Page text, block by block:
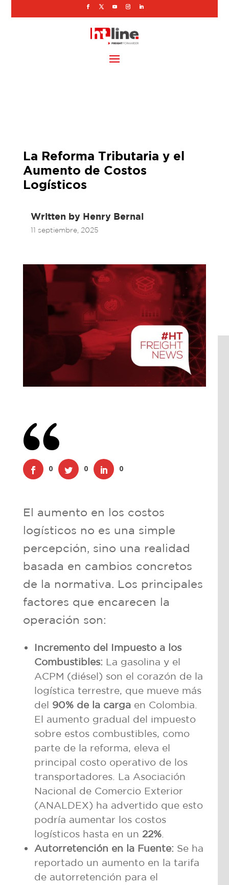
La Reforma Tributaria y el
Aumento de Costos
Logísticos
Written by Henry Bernal
11 septiembre, 2025
0 0 0
El aumento en los costos
logísticos no es una simple
percepción, sino una realidad
basada en cambios concretos
de la normativa. Los principales
factores que encarecen la
operación son:
Incremento del Impuesto a los
Combustibles: La gasolina y el
ACPM (diésel) son el corazón de la
logística terrestre, que mueve más
del 90% de la cargaen Colombia.
El aumento gradual del impuesto
sobre estos combustibles, como
parte de la reforma, eleva el
principal costo operativo de los
transportadores. La Asociación
Nacional de Comercio Exterior
(ANALDEX) ha advertido que esto
podría aumentar los costos
logísticos hasta en un 22%.
Autorretención en la Fuente: Se ha
reportado un aumento en la tarifa
de autorretención para el